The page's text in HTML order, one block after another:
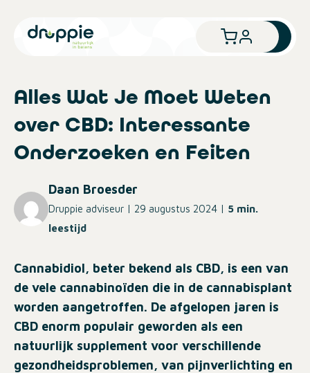
Alles Wat Je Moet Weten
over CBD: Interessante
Onderzoeken en Feiten
Daan Broesder
Druppie adviseur | 29 augustus 2024 | 5 min.
leestijd
Cannabidiol, beter bekend als CBD, is een van
de vele cannabinoïden die in de cannabisplant
worden aangetroffen. De afgelopen jaren is
CBD enorm populair geworden als een
natuurlijk supplement voor verschillende
gezondheidsproblemen, van pijnverlichting en